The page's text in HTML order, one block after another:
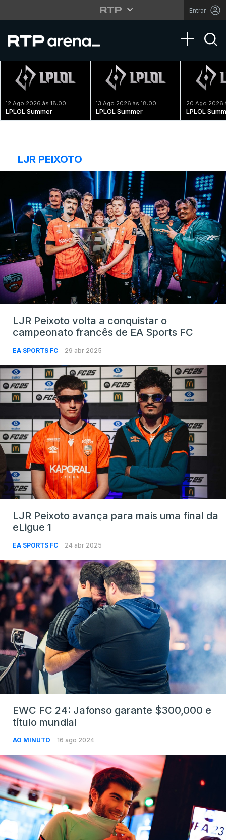
Entrar
Toggle
12 Ago 2026 às 18:00
LPLOL Summer
13 Ago 2026 às 18:00
LPLOL Summer
20 Ago 2026
LPLOL
LJR PEIXOTO
LJR Peixoto volta a conquistar o
campeonato francês de EA Sports FC
EA SPORTS FC 29 abr 2025
LJR Peixoto avança para mais uma final da
eLigue 1
EA SPORTS FC 24 abr 2025
EWC FC 24: Jafonso garante $300,000 e
título mundial
AO MINUTO 16 ago 2024